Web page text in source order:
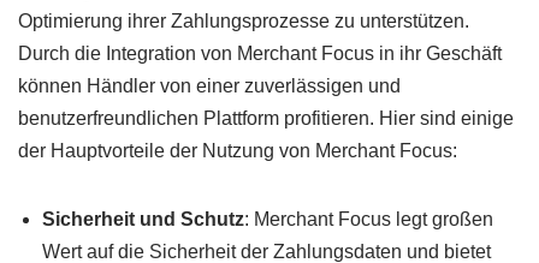
Optimierung ihrer Zahlungsprozesse zu unterstützen.
Durch die Integration von Merchant Focus in ihr Geschäft
können Händler von einer zuverlässigen und
benutzerfreundlichen Plattform profitieren. Hier sind einige
der Hauptvorteile der Nutzung von Merchant Focus:
Sicherheit und Schutz: Merchant Focus legt großen
Wert auf die Sicherheit der Zahlungsdaten und bietet